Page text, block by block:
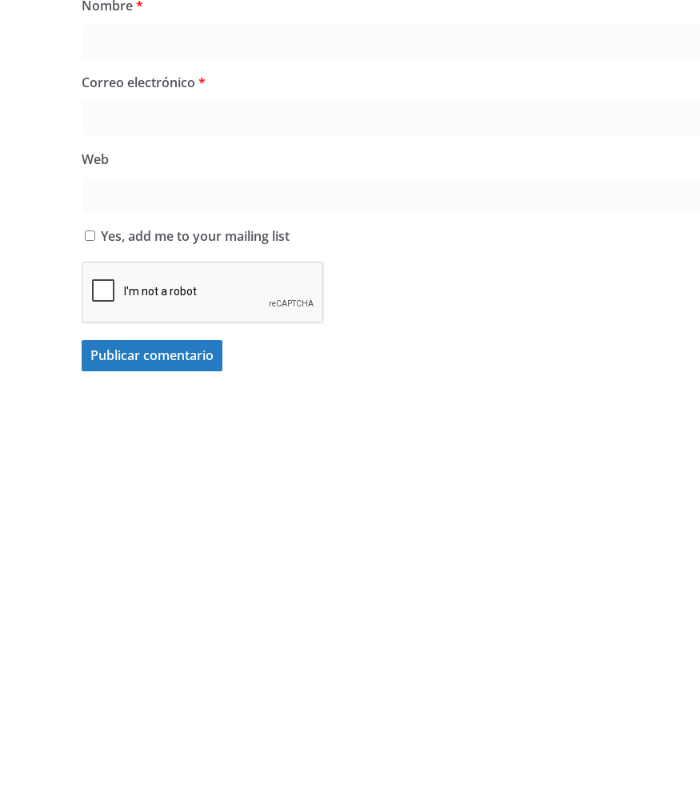
Nombre*
Correo electrónico *
Web
Yes, add me to your mailing list